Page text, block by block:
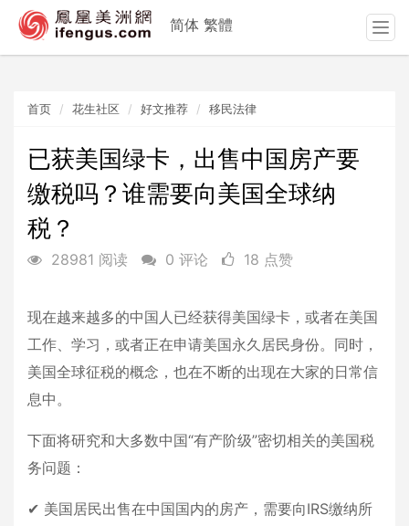
首页 花生社区 好文推荐 移民法律
已获美国绿卡，出售中国房产要
缴税吗？谁需要向美国全球纳
税？
28981 阅读 0 评论 18 点赞
现在越来越多的中国人已经获得美国绿卡，或者在美国
工作、学习，或者正在申请美国永久居民身份。同时，
美国全球征税的概念，也在不断的出现在大家的日常信
息中。
下面将研究和大多数中国“有产阶级”密切相关的美国税
务问题：
✔ 美国居民出售在中国国内的房产，需要向IRS缴纳所
简体 繁體
T
o
o